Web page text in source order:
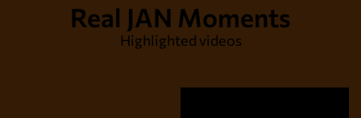
Real JAN Moments
Highlighted videos